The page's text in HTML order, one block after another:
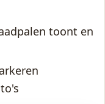
toont en